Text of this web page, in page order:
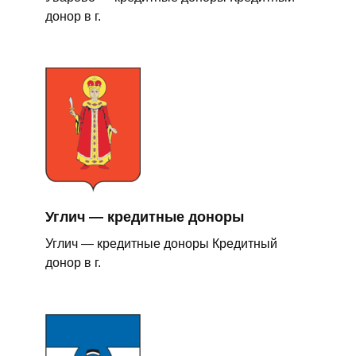
донор в г.
Углич — кредитные доноры
Углич — кредитные доноры Кредитный
донор в г.